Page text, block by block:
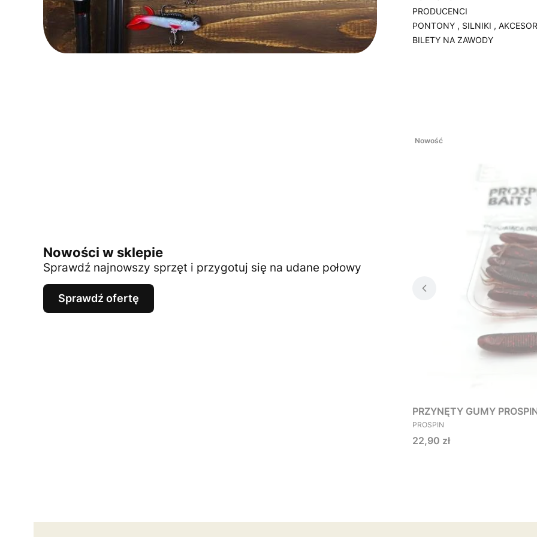
PRODUCENCI
PONTONY , SILNIKI ,
BILETY NA ZAWODY
Nowości w sklepie
Sprawdź najnowszy sprzęt i przygotuj się na udane połowy
Sprawdź ofertę
Nowość
PRZYNĘTY GUMY
PRODUCENT
PROSPIN
Cena
22,90 zł